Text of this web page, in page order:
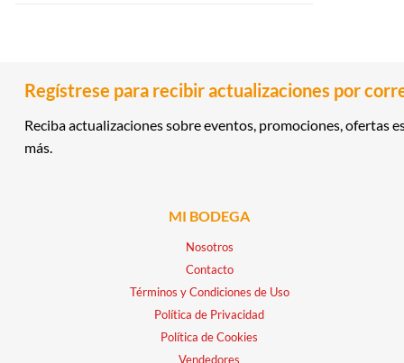
Regístrese para recibir actualizaciones por
Reciba actualizaciones sobre eventos, promociones, ofertas
más.
MI BODEGA
Nosotros
Contacto
Términos y Condiciones de Uso
Política de Privacidad
Política de Cookies
Vendedores